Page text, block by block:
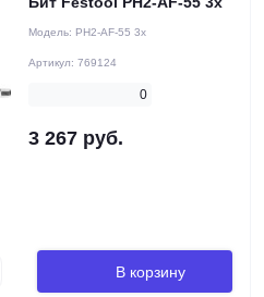
Модель: PH2-AF-55 3x
Артикул: 769124
0
3 267 руб.
В корзину